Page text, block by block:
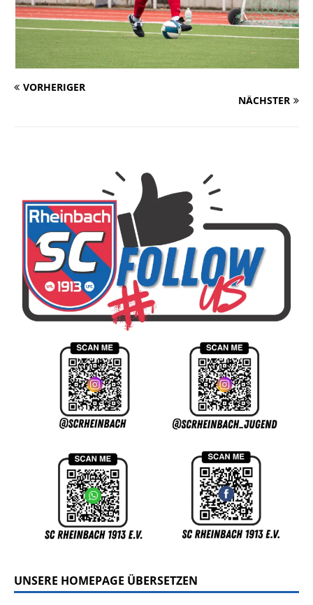
VORHERIGER
NÄCHSTER
UNSERE HOMEPAGE ÜBERSETZEN